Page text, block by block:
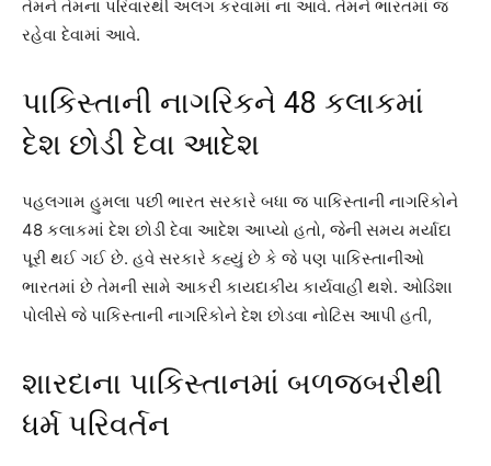
તેમને તેમના પરિવારથી અલગ કરવામાં ના આવે. તેમને ભારતમાં જ
રહેવા દેવામાં આવે.
પાકિસ્તાની નાગરિકને 48 કલાકમાં
દેશ છોડી દેવા આદેશ
પહલગામ હુમલા પછી ભારત સરકારે બધા જ પાકિસ્તાની નાગરિકોને
48 કલાકમાં દેશ છોડી દેવા આદેશ આપ્યો હતો, જેની સમય મર્યાદા
પૂરી થઈ ગઈ છે. હવે સરકારે કહ્યું છે કે જે પણ પાકિસ્તાનીઓ
ભારતમાં છે તેમની સામે આકરી કાયદાકીય કાર્યવાહી થશે. ઓડિશા
પોલીસે જે પાકિસ્તાની નાગરિકોને દેશ છોડવા નોટિસ આપી હતી,
શારદાના પાકિસ્તાનમાં બળજબરીથી
ધર્મ પરિવર્તન